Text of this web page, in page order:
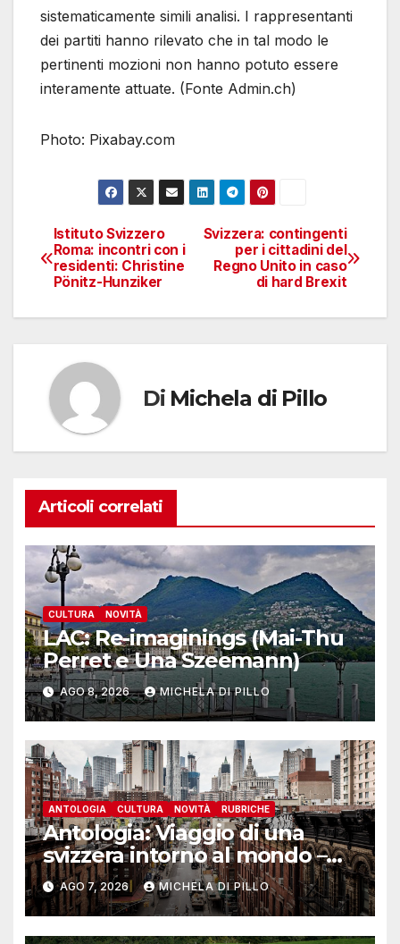
sistematicamente simili analisi. I rappresentanti
dei partiti hanno rilevato che in tal modo le
pertinenti mozioni non hanno potuto essere
interamente attuate. (Fonte Admin.ch)
Photo: Pixabay.com
Navigazione
articoli
Svizzera: contingenti
per i cittadini del
Regno Unito in caso
di hard Brexit
Istituto Svizzero
Roma: incontri con i
residenti: Christine
Pönitz-Hunziker
Di Michela di Pillo
Articoli correlati
CULTURA NOVITÀ
LAC: Re-imaginings (Mai-Thu
Perret e Una Szeemann)
AGO 8, 2026 MICHELA DI PILLO
ANTOLOGIA CULTURA NOVITÀ RUBRICHE
Antologia: Viaggio di una
svizzera intorno al mondo –
Yosemite
AGO 7, 2026 MICHELA DI PILLO